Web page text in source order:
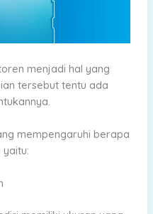
menjadi hal yang
tersebut tentu ada
mempengaruhi berapa
yaitu: